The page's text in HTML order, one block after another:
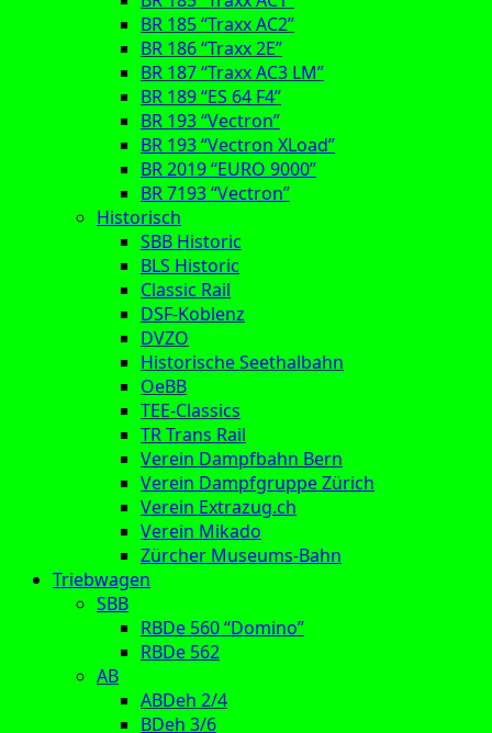
BR 185 “Traxx AC2”
BR 186 “Traxx 2E”
BR 187 “Traxx AC3 LM”
BR 189 “ES 64 F4”
BR 193 “Vectron”
BR 193 “Vectron XLoad”
BR 2019 “EURO 9000”
BR 7193 “Vectron”
Historisch
SBB Historic
BLS Historic
Classic Rail
DSF-Koblenz
DVZO
Historische Seethalbahn
OeBB
TEE-Classics
TR Trans Rail
Verein Dampfbahn Bern
Verein Dampfgruppe Zürich
Verein Extrazug.ch
Verein Mikado
Zürcher Museums-Bahn
Triebwagen
SBB
RBDe 560 “Domino”
RBDe 562
AB
ABDeh 2/4
BDeh 3/6